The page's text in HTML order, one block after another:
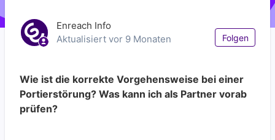
Enreach Info
Aktualisiert vor 9 Monaten Folgen
Wie ist die korrekte Vorgehensweise bei einer
Portierstörung? Was kann ich als Partner vorab
prüfen?